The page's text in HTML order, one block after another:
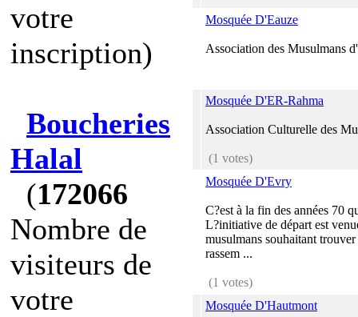
votre
inscription)
Boucheries
Halal
(172066
Nombre de
visiteurs de
votre
Mosquée D'Eauze
Association des Musulmans
Mosquée D'ER-Rahma
Association Culturelle des
(1 votes)
Mosquée D'Evry
C?est à la fin des années 70
L?initiative de départ est
musulmans souhaitant
rassem ...
(1 votes)
Mosquée D'Hautmont